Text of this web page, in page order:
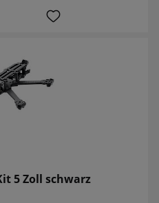
5 Zoll schwarz